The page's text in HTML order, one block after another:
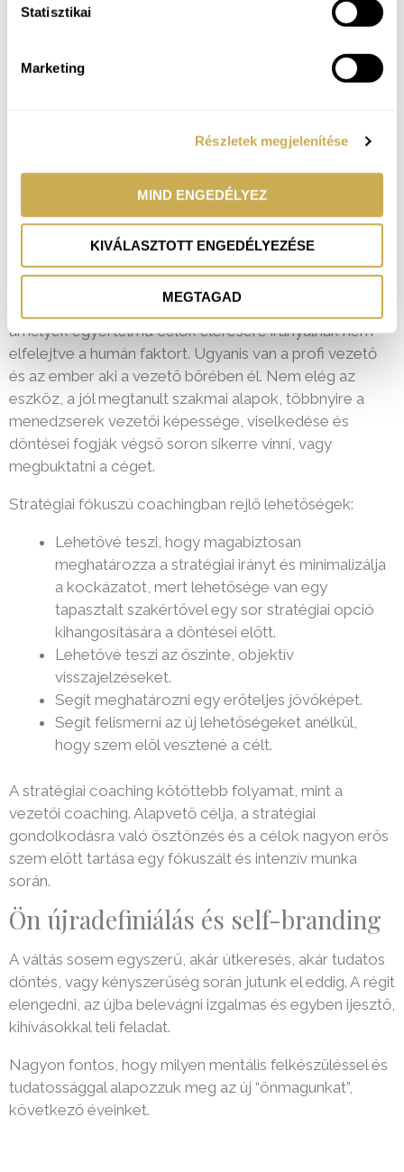
Statisztikai
Marketing
Részletek megjelenítése
MIND ENGEDÉLYEZ
KIVÁLASZTOTT ENGEDÉLYEZÉSE
MEGTAGAD
életképes cselekvési terv kidolgozása áll, amely javítja
Elsősorban a megfelelő célok, alap értékek
megtalálásával kezdődik, majd a célok szem előtt
tartásával következik minden további cselekvés, vagy
amelyek egyértelmű célok elérésére irányulnak nem
elfelejtve a humán faktort. Ugyanis van a profi vezető
és az ember aki a vezető bőrében él. Nem elég az
eszköz, a jól megtanult szakmai alapok, többnyire a
menedzserek vezetői képessége, viselkedése és
döntései fogják végső soron sikerre vinni, vagy
megbuktatni a céget.
Stratégiai fókuszú coachingban rejlő lehetőségek:
Lehetővé teszi, hogy magabiztosan
meghatározza a stratégiai irányt és minimalizálja
a kockázatot, mert lehetősége van egy
tapasztalt szakértővel egy sor stratégiai opció
kihangosítására a döntései előtt.
Lehetővé teszi az őszinte, objektív
visszajelzéseket.
Segít meghatározni egy erőteljes jövőképet.
Segít felismerni az új lehetőségeket anélkül,
hogy szem elől vesztené a célt.
A stratégiai coaching kötöttebb folyamat, mint a
vezetői coaching. Alapvető célja, a stratégiai
gondolkodásra való ösztönzés és a célok nagyon erős
szem előtt tartása egy fókuszált és intenzív munka
során.
Ön újradefiniálás és self-branding
A váltás sosem egyszerű, akár útkeresés, akár tudatos
döntés, vagy kényszerűség során jutunk el eddig. A régit
elengedni, az újba belevágni izgalmas és egyben ijesztő,
kihívásokkal teli feladat.
Nagyon fontos, hogy milyen mentális felkészüléssel és
tudatossággal alapozzuk meg az új “önmagunkat”,
következő éveinket.